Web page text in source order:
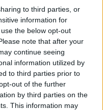
to third parties, or
information for
the below opt-out
note that after your
continue seeing
information utilized by
to third parties prior to
out of the further
by third parties on the
This information may